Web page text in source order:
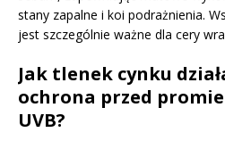
stany zapalne i koi podrażnienia.
jest szczególnie ważne dla cery
Jak tlenek cynku
ochrona przed
UVB?